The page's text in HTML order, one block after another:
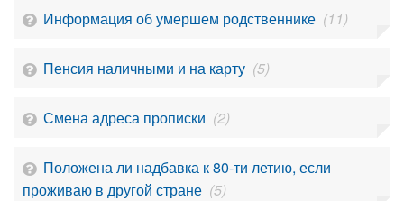
Информация об умершем родственнике (11)
Пенсия наличными и на карту (5)
Смена адреса прописки (2)
Положена ли надбавка к 80-ти летию, если
проживаю в другой стране (5)